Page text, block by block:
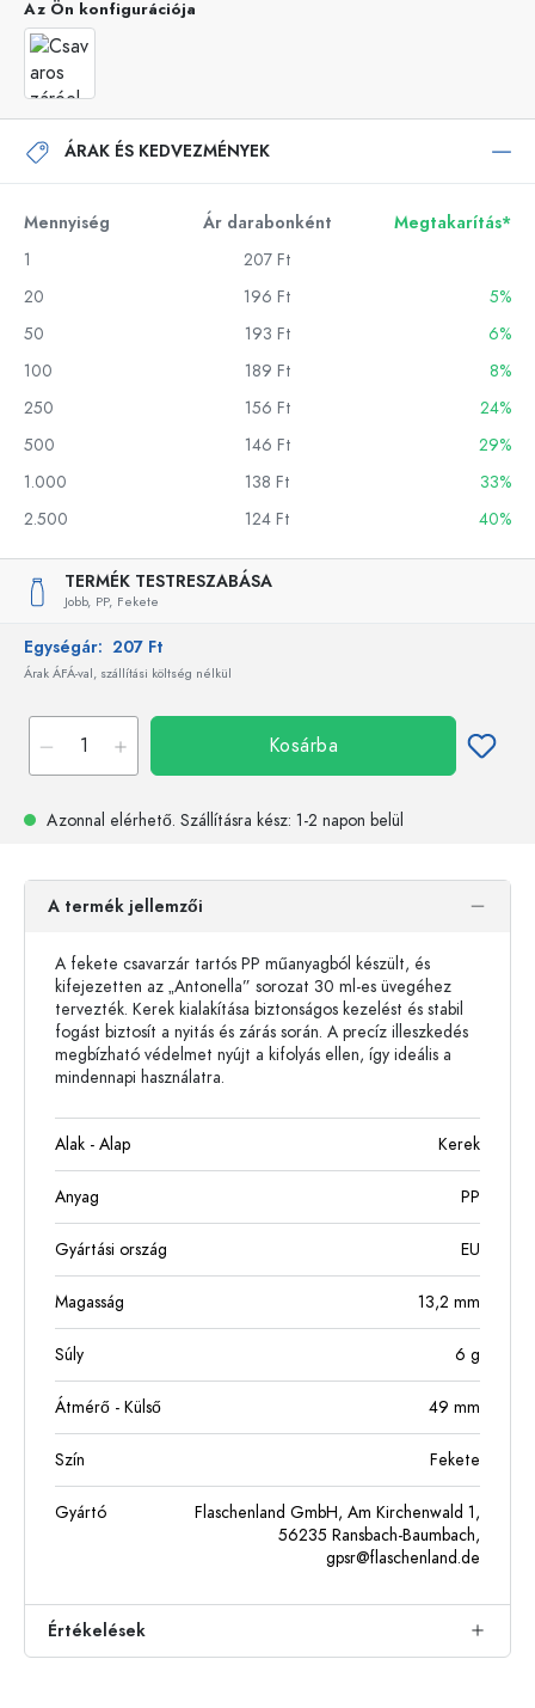
Az Ön konfigurációja
ÁRAK ÉS KEDVEZMÉNYEK
Mennyiség Ár darabonként
Megtakarítás*
1
207 Ft
20
196 Ft
5%
50
193 Ft
6%
100
189 Ft
8%
250
156 Ft
24%
500
146 Ft
29%
1.000
138 Ft
33%
2.500
124 Ft 40%
TERMÉK TESTRESZABÁSA
Jobb, PP, Fekete
Egységár: 207 Ft
Árak ÁFÁ-val, szállítási költség nélkül
Kosárba
Azonnal elérhető. Szállításra kész: 1-2 napon belül
A termék jellemzői
A fekete csavarzár tartós PP műanyagból készült, és
kifejezetten az „Antonella” sorozat 30 ml-es üvegéhez
tervezték. Kerek kialakítása biztonságos kezelést és stabil
fogást biztosít a nyitás és zárás során. A precíz illeszkedés
megbízható védelmet nyújt a kifolyás ellen, így ideális a
mindennapi használatra.
Alak - Alap Kerek
Anyag PP
Gyártási ország EU
Magasság 13,2 mm
Súly 6 g
Átmérő - Külső 49 mm
Szín Fekete
Gyártó
Flaschenland GmbH, Am Kirchenwald 1,
56235 Ransbach-Baumbach,
gpsr@flaschenland.de
Értékelések